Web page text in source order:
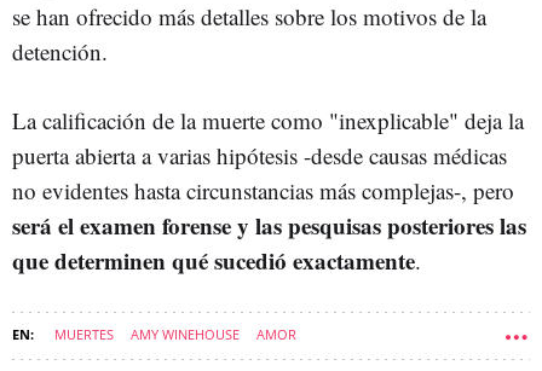
se han ofrecido más detalles sobre los motivos de la
detención.
La calificación de la muerte como "inexplicable" deja la
puerta abierta a varias hipótesis -desde causas médicas
no evidentes hasta circunstancias más complejas-, pero
será el examen forense y las pesquisas posteriores las
que determinen qué sucedió exactamente.
MUERTES AMY WINEHOUSE AMOR